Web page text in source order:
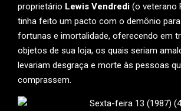
proprietário Lewis Vendredi (o veterano
tinha feito um pacto com o demônio
fortunas e imortalidade, oferecendo em
objetos de sua loja, os quais seriam
levariam desgraça e morte às pessoas
comprassem.